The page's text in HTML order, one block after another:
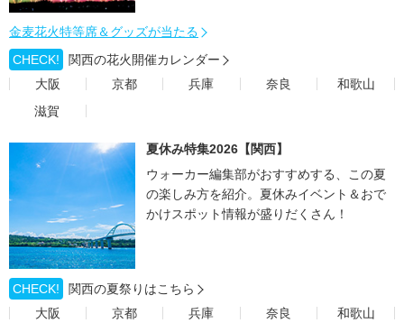
金麦花火特等席＆グッズが当たる
CHECK!
関西の花火開催カレンダー
大阪
京都 兵庫 奈良
和歌山
滋賀
夏休み特集2026【関西】
ウォーカー編集部がおすすめする、この夏
の楽しみ方を紹介。夏休みイベント＆おで
かけスポット情報が盛りだくさん！
CHECK!
関西の夏祭りはこちら
大阪
京都 兵庫 奈良
和歌山